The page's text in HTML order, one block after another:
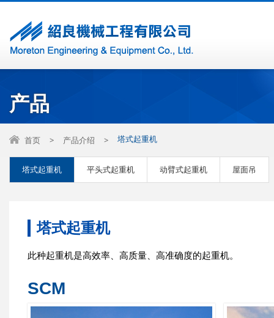
产品
首页 > 产品介绍 > 塔式起重机
塔式起重机 平头式起重机 动臂式起重机 屋面吊
塔式起重机
此种起重机是高效率、高质量、高准确度的起重机。
SCM